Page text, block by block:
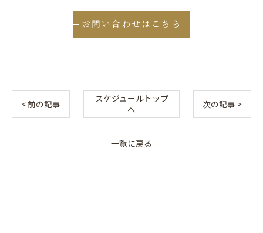
お問い合わせはこちら
< 前の記事
スケジュールトップ
へ
次の記事 >
一覧に戻る